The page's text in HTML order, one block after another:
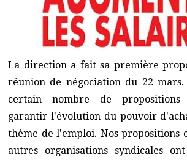
La direction a fait sa première
réunion de négociation du 22
certain nombre de
garantir l'évolution du pouvoir
thème de l'emploi. Nos propositions
autres organisations syndicales